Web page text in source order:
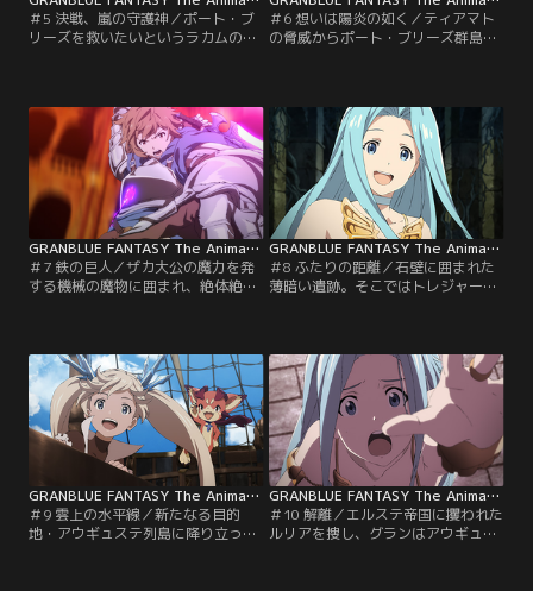
＃5 決戦、嵐の守護神／ポート・ブ
リーズを救いたいというラカムの覚
流を避ける見事な操舵を見せるラカ
ム。そうした彼の技術により、グラ
ン達は星晶獣・ティアマトが待ち構
える黒雲の塊へと辿り着く。険しい
道程の末に相対したティアマトは、
エルステ帝国軍の策略により…。
【提供：バンダイチャンネル】
＃6 想いは陽炎の如く／ティアマト
の脅威からポート・ブリーズ群島を
なバルツ公国。そこでは彼らに仕事
の依頼をしたいと、よろず屋のシェ
ロカルテが待ち構えていた。シェロ
の紹介で出会った依頼主は、バルツ
公国の特務官。つまり国の重要機密
に関わる秘密諜報員であった。【提
供：バンダイチャンネル】
GRANBLUE FANTASY The Animation 第07話
＃7 鉄の巨人／ザカ大公の魔力を発
する機械の魔物に囲まれ、絶体絶命
た。しかし、出口を塞がれ退路を失
った一行は、ザカ大公の手がかりを
求めてさらなる深部へと踏み込んで
行く。何者かからの呼び声が聞こえ
るというルリアの案内で辿り着いた
のは、地下に隠された秘密工場。
【提供：バンダイチャンネル】
GRANBLUE FANTASY The Animation 第08話
＃8 ふたりの距離／石壁に囲まれた
薄暗い遺跡。そこではトレジャーハ
ためにとある島に立ち寄ったグラン
達は、シェロカルテから遺跡調査の
依頼を持ち掛けられる。シェロの依
頼を受け、森の奥深くに佇む遺跡に
辿り着いた一行。ところが突如足元
の石畳が崩れ…。【提供：バンダイ
チャンネル】
GRANBLUE FANTASY The Animation 第09話
＃9 雲上の水平線／新たなる目的
地・アウギュステ列島に降り立った
GRANBLUE FANTASY The Animation 第10話
＃10 解離／エルステ帝国に攫われた
ルリアを捜し、グランはアウギュス